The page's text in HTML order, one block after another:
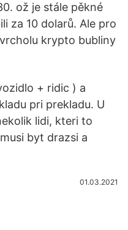
ož je stále pěkné
za 10 dolarů. Ale pro
krypto bubliny
+ ridic ) a
pri prekladu. U
lidi, kteri to
byt drazsi a
01.03.2021